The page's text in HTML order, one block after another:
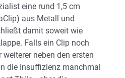
eine rund 1,5 cm
aus Metall und
damit soweit wie
Falls ein Clip noch
neben den ersten
die Insuffizienz manchmal